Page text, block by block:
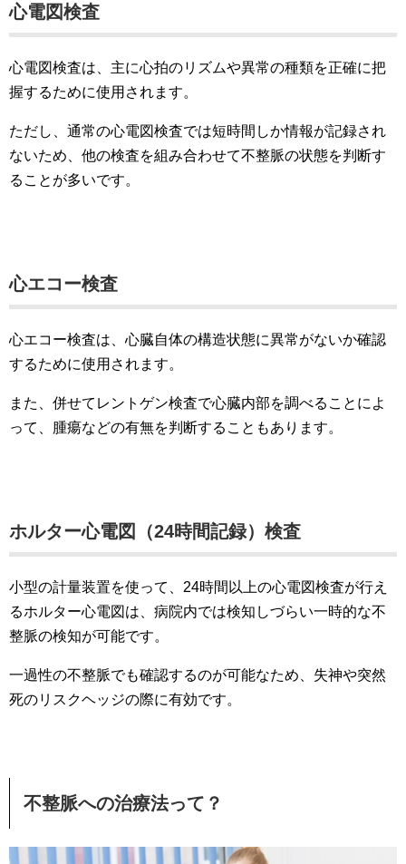
心電図検査
心電図検査は、主に心拍のリズムや異常の種類を正確に把
握するために使用されます。
ただし、通常の心電図検査では短時間しか情報が記録され
ないため、他の検査を組み合わせて不整脈の状態を判断す
ることが多いです。
心エコー検査
心エコー検査は、心臓自体の構造状態に異常がないか確認
するために使用されます。
また、併せてレントゲン検査で心臓内部を調べることによ
って、腫瘍などの有無を判断することもあります。
ホルター心電図（24時間記録）検査
小型の計量装置を使って、24時間以上の心電図検査が行え
るホルター心電図は、病院内では検知しづらい一時的な不
整脈の検知が可能です。
一過性の不整脈でも確認するのが可能なため、失神や突然
死のリスクヘッジの際に有効です。
不整脈への治療法って？